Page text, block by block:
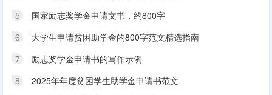
5
国家励志奖学金申请文书，约800字
6
大学生申请贫困助学金的800字范文精选指南
7
励志奖学金申请书的写作示例
8
2025年年度贫困学生助学金申请书范文